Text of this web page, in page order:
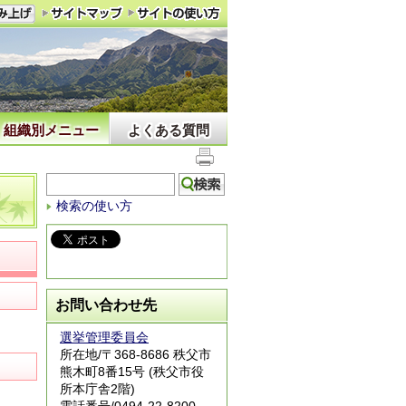
組織別メニュー よくある質問
検索の使い方
お問い合わせ先
選挙管理委員会
所在地/〒368-8686 秩父市
熊木町8番15号 (秩父市役
所本庁舎2階)